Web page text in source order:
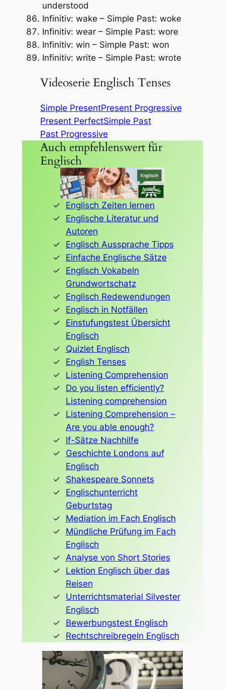
understood
Infinitiv: wake – Simple Past: woke
Infinitiv: wear – Simple Past: wore
Infinitiv: win – Simple Past: won
Infinitiv: write – Simple Past: wrote
Videoserie Englisch Tenses
Simple PresentPresent Progressive
Present PerfectSimple Past
Past Progressive
Auch empfehlenswert für
Englisch
Englisch Zeiten lernen
Englische Literatur und
Autoren
Englisch Aussprache Tipps
Einfache Englische Sätze
Englisch Vokabeln
Grundwortschatz
Englisch Redewendungen
Englisch in Notfällen
Einstufungstest Übersicht
Englisch
Quizlet Englisch
English Tenses
Listening Comprehension
Do you listen efficiently?
Listening comprehension
Listening Comprehension –
Are you able enough?
If-Sätze Nachhilfe
Geschichte Londons auf
Englisch
Shakespeare Sonnets
Englischunterricht
Geburtstag
Mediation im Fach Englisch
Mündliche Prüfung im Fach
Englisch
Analyse von Short Stories
Lektion Englisch über das
Reisen
Unterrichtsmaterial Silvester
Englisch
Bewerbungstest Englisch
Rechtschreibregeln Englisch